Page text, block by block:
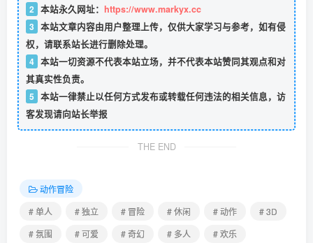
2 本站永久网址： https://www.markyx.cc
3 本站文章内容由用户整理上传，仅供大家学习与参考，如有侵
权，请联系站长进行删除处理。
4 本站一切资源不代表本站立场，并不代表本站赞同其观点和对
其真实性负责。
5 本站一律禁止以任何方式发布或转载任何违法的相关信息，访
客发现请向站长举报
THE END
动作冒险
# 单人
# 独立 # 冒险 # 休闲 # 动作
# 3D
# 氛围
# 可爱 # 奇幻 # 多人
# 欢乐